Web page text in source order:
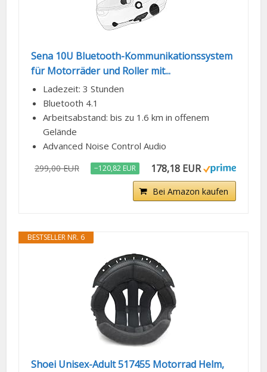
Sena 10U Bluetooth-Kommunikationssystem
für Motorräder und Roller mit...
Ladezeit: 3 Stunden
Bluetooth 4.1
Arbeitsabstand: bis zu 1.6 km in offenem
Gelände
Advanced Noise Control Audio
299,00 EUR −120,82 EUR 178,18 EUR
Bei Amazon kaufen
BESTSELLER NR. 6
Shoei Unisex-Adult 517455 Motorrad Helm,